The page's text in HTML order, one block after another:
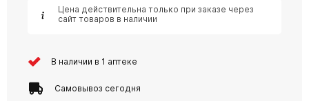
Цена действительна только при заказе через
сайт товаров в наличии
В наличии в 1 аптеке
Самовывоз сегодня